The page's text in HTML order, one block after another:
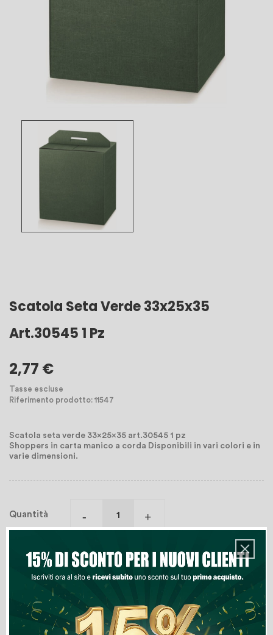
Scatola Seta Verde 33x25x35
Art.30545 1 Pz
2,77 €
Tasse escluse
Riferimento prodotto: 11547
Scatola seta verde 33x25x35 art.30545 1 pz
Shoppers in carta manico a corda Disponibili in vari colori e in
varie dimensioni.
Quantità
Aggiungi Al Carrello
Lista Dei Desideri